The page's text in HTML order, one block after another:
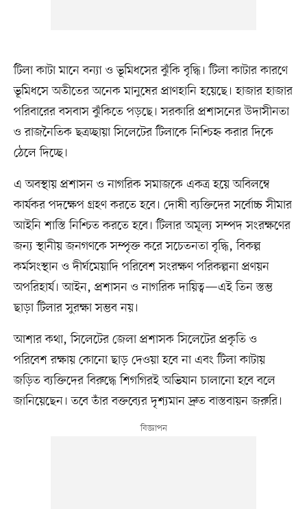
টিলা কাটা মানে বন্যা ও ভূমিধসের ঝুঁকি বৃদ্ধি। টিলা কাটার কারণে
ভূমিধসে অতীতের অনেক মানুষের প্রাণহানি হয়েছে। হাজার হাজার
পরিবারের বসবাস ঝুঁকিতে পড়ছে। সরকারি প্রশাসনের উদাসীনতা
ও রাজনৈতিক ছত্রচ্ছায়া সিলেটের টিলাকে নিশ্চিহ্ন করার দিকে
ঠেলে দিচ্ছে।
এ অবস্থায় প্রশাসন ও নাগরিক সমাজকে একত্র হয়ে অবিলম্বে
কার্যকর পদক্ষেপ গ্রহণ করতে হবে। দোষী ব্যক্তিদের সর্বোচ্চ সীমার
আইনি শাস্তি নিশ্চিত করতে হবে। টিলার অমূল্য সম্পদ সংরক্ষণের
জন্য স্থানীয় জনগণকে সম্পৃক্ত করে সচেতনতা বৃদ্ধি, বিকল্প
কর্মসংস্থান ও দীর্ঘমেয়াদি পরিবেশ সংরক্ষণ পরিকল্পনা প্রণয়ন
অপরিহার্য। আইন, প্রশাসন ও নাগরিক দায়িত্ব—এই তিন স্তম্ভ
ছাড়া টিলার সুরক্ষা সম্ভব নয়।
আশার কথা, সিলেটের জেলা প্রশাসক সিলেটের প্রকৃতি ও
পরিবেশ রক্ষায় কোনো ছাড় দেওয়া হবে না এবং টিলা কাটায়
জড়িত ব্যক্তিদের বিরুদ্ধে শিগগিরই অভিযান চালানো হবে বলে
জানিয়েছেন। তবে তাঁর বক্তব্যের দৃশ্যমান দ্রুত বাস্তবায়ন জরুরি।